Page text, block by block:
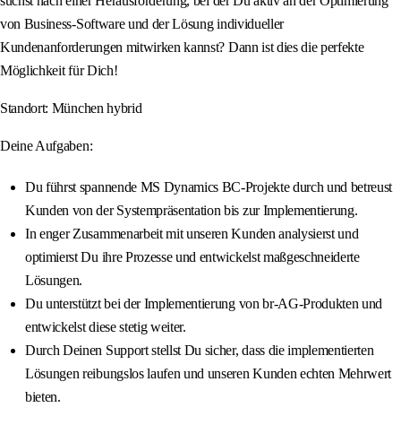
von Business-Software und der Lösung individueller
Kundenanforderungen mitwirken kannst? Dann ist dies die perfekte
Möglichkeit für Dich!
Standort: München hybrid
Deine Aufgaben:
Du führst spannende MS Dynamics BC-Projekte durch und betreust
Kunden von der Systempräsentation bis zur Implementierung.
In enger Zusammenarbeit mit unseren Kunden analysierst und
optimierst Du ihre Prozesse und entwickelst maßgeschneiderte
Lösungen.
Du unterstützt bei der Implementierung von br-AG-Produkten und
entwickelst diese stetig weiter.
Durch Deinen Support stellst Du sicher, dass die implementierten
Lösungen reibungslos laufen und unseren Kunden echten Mehrwert
bieten.